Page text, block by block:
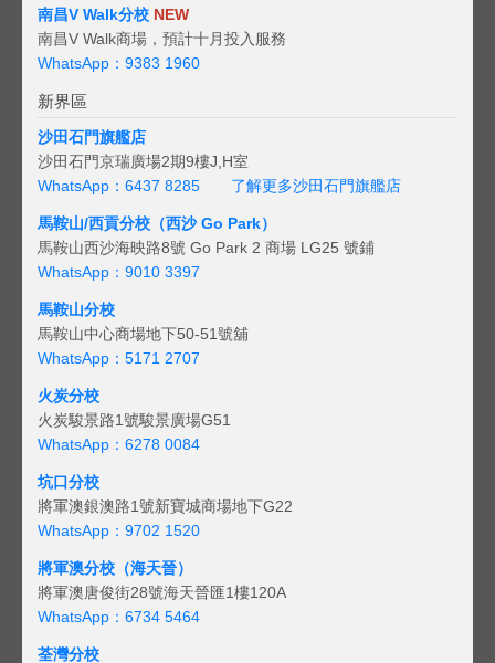
南昌V Walk分校 NEW
南昌V Walk商場，預計十月投入服務
WhatsApp：9383 1960
新界區
沙田石門旗艦店
沙田石門京瑞廣場2期9樓J,H室
WhatsApp：6437 8285
了解更多沙田石門旗艦店
馬鞍山/西貢分校（西沙 Go Park）
馬鞍山西沙海映路8號 Go Park 2 商場 LG25 號鋪
WhatsApp：9010 3397
馬鞍山分校
馬鞍山中心商場地下50-51號舖
WhatsApp：5171 2707
火炭分校
火炭駿景路1號駿景廣場G51
WhatsApp：6278 0084
坑口分校
將軍澳銀澳路1號新寶城商場地下G22
WhatsApp：9702 1520
將軍澳分校（海天晉）
將軍澳唐俊街28號海天晉匯1樓120A
WhatsApp：6734 5464
荃灣分校